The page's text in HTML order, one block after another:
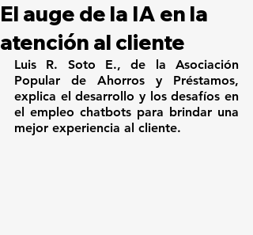
El auge de la IA en la
atención al cliente
Luis R. Soto E., de la Asociación
Popular de Ahorros y Préstamos,
explica el desarrollo y los desafíos en
el empleo chatbots para brindar una
mejor experiencia al cliente.